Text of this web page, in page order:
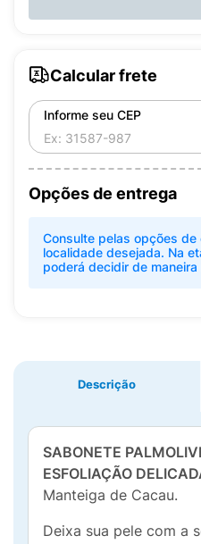
Calcular frete
Informe seu CEP
Opções de entrega
Consulte pelas opções
localidade desejada. Na
poderá decidir de
Descrição
SABONETE
ESFOLIAÇÃO
Manteiga de Cacau.
Deixa sua pele com a